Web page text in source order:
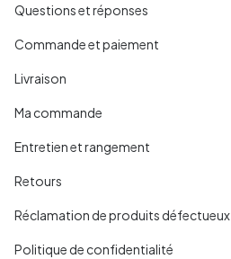
Questions et réponses
Commande et paiement
Livraison
Ma commande
Entretien et rangement
Retours
Réclamation de produits défectueux
Politique de confidentialité